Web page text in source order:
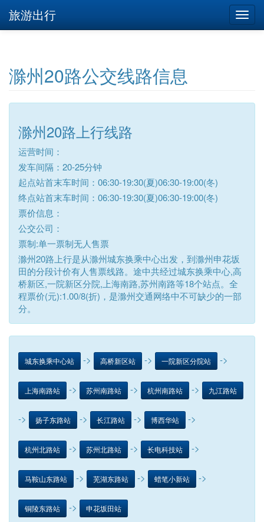
旅游出行
滁州20路公交线路信息
滁州20路上行线路
运营时间：
发车间隔：20-25分钟
起点站首末车时间：06:30-19:30(夏)06:30-19:00(冬)
终点站首末车时间：06:30-19:30(夏)06:30-19:00(冬)
票价信息：
公交公司：
票制:单一票制无人售票
滁州20路上行是从滁州城东换乘中心出发，到滁州申花坂
田的分段计价有人售票线路。途中共经过城东换乘中心,高
桥新区,一院新区分院,上海南路,苏州南路等18个站点。全
程票价(元):1.00/8(折)，是滁州交通网络中不可缺少的一部
分。
城东换乘中心站 -> 高桥新区站 -> 一院新区分院站 ->
上海南路站 -> 苏州南路站 -> 杭州南路站 -> 九江路站
-> 扬子东路站 -> 长江路站 -> 博西华站 ->
杭州北路站 -> 苏州北路站 -> 长电科技站 ->
马鞍山东路站 -> 芜湖东路站 -> 蜡笔小新站 ->
铜陵东路站 -> 申花坂田站